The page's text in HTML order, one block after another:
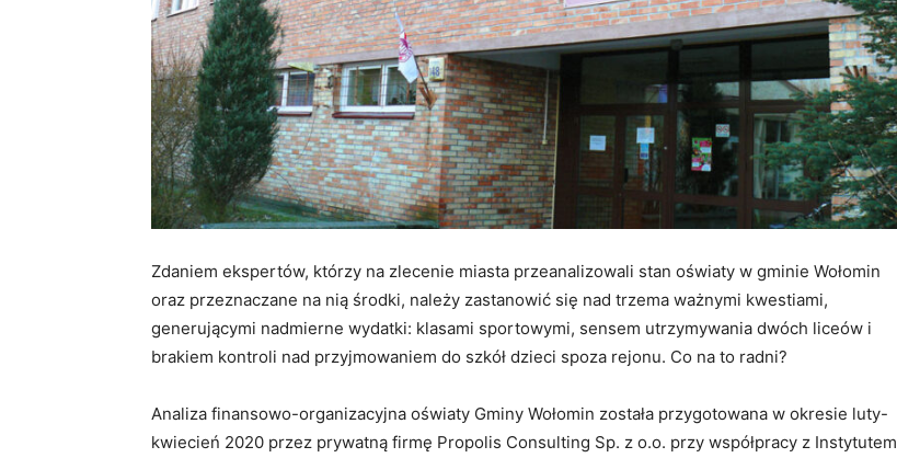
Zdaniem ekspertów, którzy na zlecenie miasta przeanalizowali stan oświaty w gminie Wołomin
oraz przeznaczane na nią środki, należy zastanowić się nad trzema ważnymi kwestiami,
generującymi nadmierne wydatki: klasami sportowymi, sensem utrzymywania dwóch liceów i
brakiem kontroli nad przyjmowaniem do szkół dzieci spoza rejonu. Co na to radni?
Analiza finansowo-organizacyjna oświaty Gminy Wołomin została przygotowana w okresie luty-
kwiecień 2020 przez prywatną firmę Propolis Consulting Sp. z o.o. przy współpracy z Instytutem